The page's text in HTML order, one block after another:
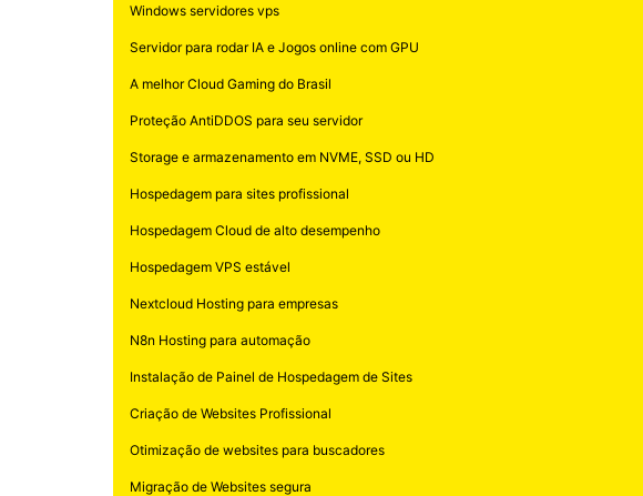
Windows servidores vps
Servidor para rodar IA e Jogos online com GPU
A melhor Cloud Gaming do Brasil
Proteção AntiDDOS para seu servidor
Storage e armazenamento em NVME, SSD ou HD
Hospedagem para sites profissional
Hospedagem Cloud de alto desempenho
Hospedagem VPS estável
Nextcloud Hosting para empresas
N8n Hosting para automação
Instalação de Painel de Hospedagem de Sites
Criação de Websites Profissional
Otimização de websites para buscadores
Migração de Websites segura